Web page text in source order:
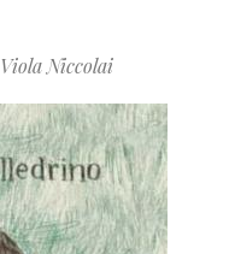
Viola Niccolai